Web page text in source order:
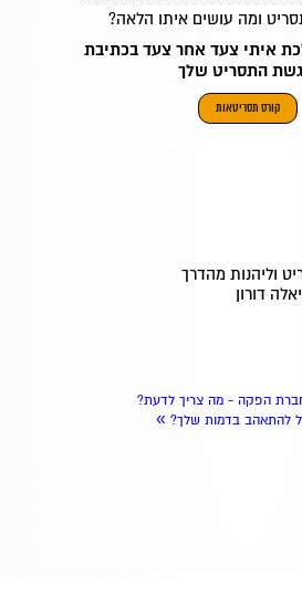
ומה עושים איתו הלאה?
איתי צעד אחר צעד בכתיבת
התסריט שלך
קורס תסריטאות
וליהנות מהדרך
דורון
הפקה - מה צריך לדעת?
להתאהב בדמות שלך? »